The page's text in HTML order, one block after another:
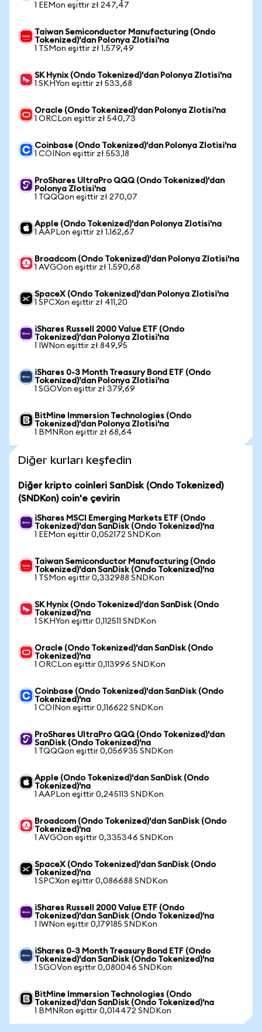
1 EEMon eşittir zł 247,47
Taiwan Semiconductor Manufacturing (Ondo
Tokenized)'dan Polonya Zlotisi'na
1 TSMon eşittir zł 1.579,49
SK Hynix (Ondo Tokenized)'dan Polonya Zlotisi'na
1 SKHYon eşittir zł 533,68
Oracle (Ondo Tokenized)'dan Polonya Zlotisi'na
1 ORCLon eşittir zł 540,73
Coinbase (Ondo Tokenized)'dan Polonya Zlotisi'na
1 COINon eşittir zł 553,18
ProShares UltraPro QQQ (Ondo Tokenized)'dan
Polonya Zlotisi'na
1 TQQQon eşittir zł 270,07
Apple (Ondo Tokenized)'dan Polonya Zlotisi'na
1 AAPLon eşittir zł 1.162,67
Broadcom (Ondo Tokenized)'dan Polonya Zlotisi'na
1 AVGOon eşittir zł 1.590,68
SpaceX (Ondo Tokenized)'dan Polonya Zlotisi'na
1 SPCXon eşittir zł 411,20
iShares Russell 2000 Value ETF (Ondo
Tokenized)'dan Polonya Zlotisi'na
1 IWNon eşittir zł 849,95
iShares 0-3 Month Treasury Bond ETF (Ondo
Tokenized)'dan Polonya Zlotisi'na
1 SGOVon eşittir zł 379,69
BitMine Immersion Technologies (Ondo
Tokenized)'dan Polonya Zlotisi'na
1 BMNRon eşittir zł 68,64
Diğer kurları keşfedin
Diğer kripto coinleri SanDisk (Ondo Tokenized)
(SNDKon) coin'e çevirin
iShares MSCI Emerging Markets ETF (Ondo
Tokenized)'dan SanDisk (Ondo Tokenized)'na
1 EEMon eşittir 0,052172 SNDKon
Taiwan Semiconductor Manufacturing (Ondo
Tokenized)'dan SanDisk (Ondo Tokenized)'na
1 TSMon eşittir 0,332988 SNDKon
SK Hynix (Ondo Tokenized)'dan SanDisk (Ondo
Tokenized)'na
1 SKHYon eşittir 0,112511 SNDKon
Oracle (Ondo Tokenized)'dan SanDisk (Ondo
Tokenized)'na
1 ORCLon eşittir 0,113996 SNDKon
Coinbase (Ondo Tokenized)'dan SanDisk (Ondo
Tokenized)'na
1 COINon eşittir 0,116622 SNDKon
ProShares UltraPro QQQ (Ondo Tokenized)'dan
SanDisk (Ondo Tokenized)'na
1 TQQQon eşittir 0,056935 SNDKon
Apple (Ondo Tokenized)'dan SanDisk (Ondo
Tokenized)'na
1 AAPLon eşittir 0,245113 SNDKon
Broadcom (Ondo Tokenized)'dan SanDisk (Ondo
Tokenized)'na
1 AVGOon eşittir 0,335346 SNDKon
SpaceX (Ondo Tokenized)'dan SanDisk (Ondo
Tokenized)'na
1 SPCXon eşittir 0,086688 SNDKon
iShares Russell 2000 Value ETF (Ondo
Tokenized)'dan SanDisk (Ondo Tokenized)'na
1 IWNon eşittir 0,179185 SNDKon
iShares 0-3 Month Treasury Bond ETF (Ondo
Tokenized)'dan SanDisk (Ondo Tokenized)'na
1 SGOVon eşittir 0,080046 SNDKon
BitMine Immersion Technologies (Ondo
Tokenized)'dan SanDisk (Ondo Tokenized)'na
1 BMNRon eşittir 0,014472 SNDKon